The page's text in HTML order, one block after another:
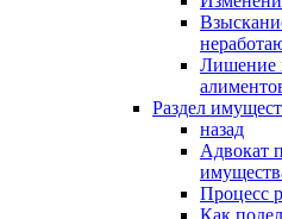
Лишение
Раздел
назад
Адвокат
Процесс
Как